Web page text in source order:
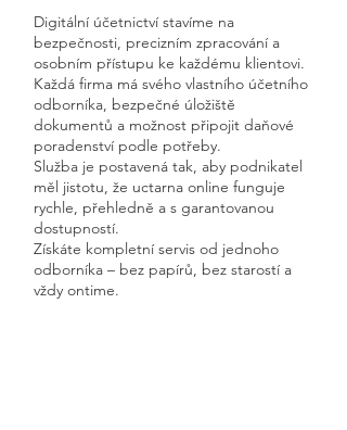
Digitální účetnictví stavíme na
bezpečnosti, precizním zpracování a
osobním přístupu ke každému klientovi.
Každá firma má svého vlastního účetního
odborníka, bezpečné úložiště
dokumentů a možnost připojit daňové
poradenství podle potřeby.
Služba je postavená tak, aby podnikatel
měl jistotu, že uctarna online funguje
rychle, přehledně a s garantovanou
dostupností.
Získáte kompletní servis od jednoho
odborníka – bez papírů, bez starostí a
vždy ontime.